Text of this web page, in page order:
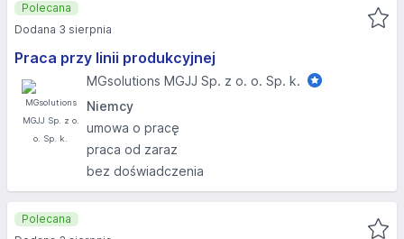
Praca przy linii produkcyjnej
MGsolutions MGJJ Sp. z o. o. Sp. k.
Niemcy
umowa o pracę
praca od zaraz
bez doświadczenia
Polecana
Dodana 3 sierpnia
Polecana